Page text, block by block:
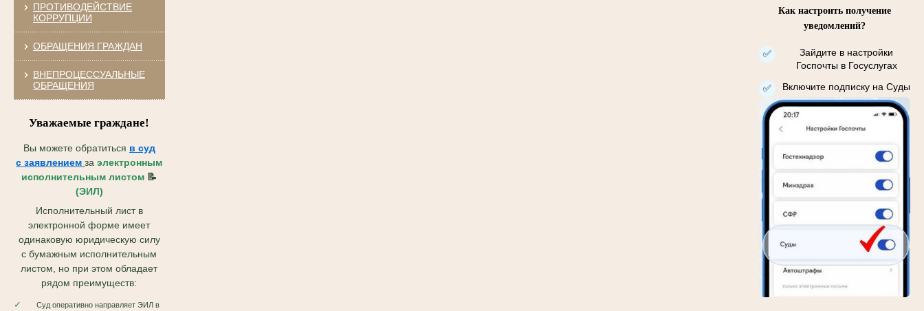
ПРОТИВОДЕЙСТВИЕ
КОРРУПЦИИ
ОБРАЩЕНИЯ ГРАЖДАН
ВНЕПРОЦЕССУАЛЬНЫЕ
ОБРАЩЕНИЯ
Уважаемые граждане!
Вы можете обратиться в суд
сзаявлением за электронным
исполнительным листом 📝
(ЭИЛ)
Исполнительный лист в
электронной форме имеет
одинаковую юридическую силу
с бумажным исполнительным
листом, но при этом обладает
рядом преимуществ:
✓ Суд оперативно направляет ЭИЛ в
Как настроить получение
уведомлений?
✅
Зайдите в настройки
Госпочты в Госуслугах
✅ Включите подписку на Суды